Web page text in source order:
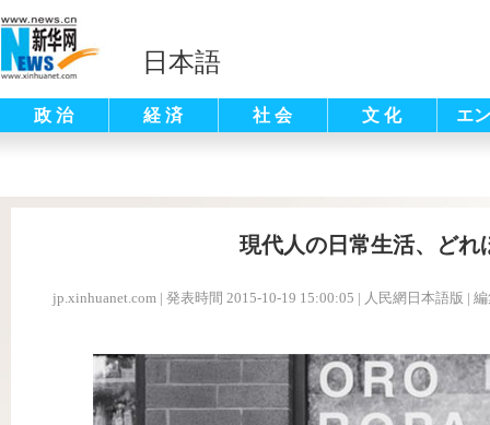
日本語
政 治 経 済 社 会 文 化 エ
現代人の日常生活、どれ
jp.xinhuanet.com | 発表時間 2015-10-19 15:00:05 | 人民網日本語版 |